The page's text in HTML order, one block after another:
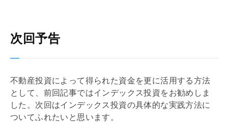
次回予告
不動産投資によって得られた資金を更に活用する方法
として、前回記事ではインデックス投資をお勧めしま
した。次回はインデックス投資の具体的な実践方法に
ついてふれたいと思います。